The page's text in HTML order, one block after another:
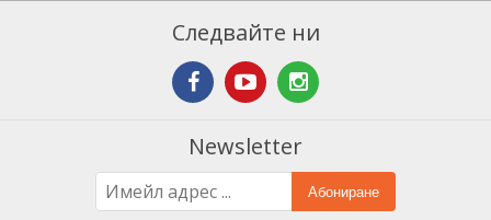
Следвайте ни
Newsletter
Абониране